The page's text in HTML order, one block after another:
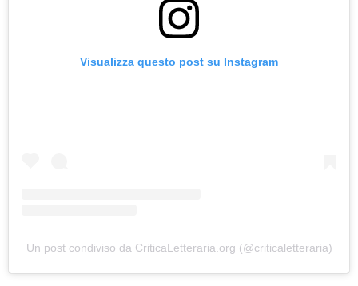
Visualizza questo post su Instagram
Un post condiviso da CriticaLetteraria.org (@criticaletteraria)